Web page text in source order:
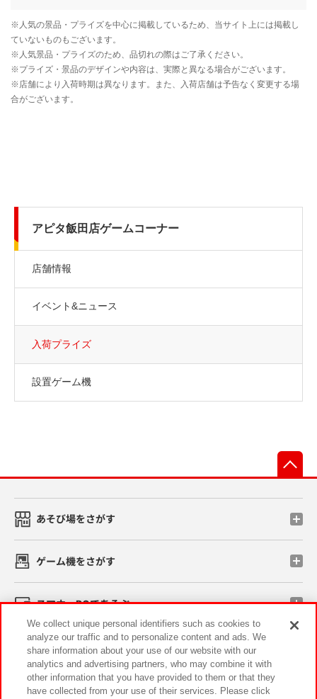
アピタ飯田店ゲームコーナー
店舗情報
イベント&ニュース
入荷プライズ
設置ゲーム機
あそび場をさがす
ゲーム機をさがす
スマホ・PCであそぶ
イベント・キャンペーン
We collect unique personal identifiers such as cookies to
analyze our traffic and to personalize content and ads. We
share information about your use of our website with our
analytics and advertising partners, who may combine it with
other information that you have provided to them or that they
have collected from your use of their services. Please click